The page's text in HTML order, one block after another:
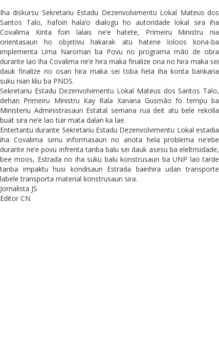
Iha diskursu Sekretariu Estadu Dezenvolvimentu Lokal Mateus dos
Santos Talo, hafoin hala’o dialogu ho autoridade lokal sira iha
Covalima Kinta foin lalais ne’e hatete, Primeiru Ministru nia
orientasaun ho objetivu hakarak atu hatene loloos kona-ba
implementa Uma Naroman ba Povu no programa mão de obra
durante lao iha Covalima ne’e hira maka finalize ona no hira maka sei
dauk finalize no osan hira maka sei toba hela iha konta bankaria
suku nian liliu ba PNDS.
Sekretariu Estadu Dezenvolvimentu Lokal Mateus dos Santos Talo,
dehan Primeiru Ministru Kay Rala Xanana Gusmão fo tempu ba
Ministeriu Administrasaun Estatal semana rua deit atu bele rekolla
buat sira ne’e lao tuir mata dalan ka lae.
Entertantu durante Sekretariu Estadu Dezenvolvimentu Lokal estadia
iha Covalima simu informasaun no anota hela problema ne’ebe
durante ne’e povu infrenta tanba balu sei dauk asesu ba eleltrisidade,
bee moos, Estrada no iha suku balu konstrusaun ba UNP lao tarde
tanba impaktu husi kondisaun Estrada bainhira udan transporte
labele transporta material konstrusaun sira.
Jornalista JS
Editor CN